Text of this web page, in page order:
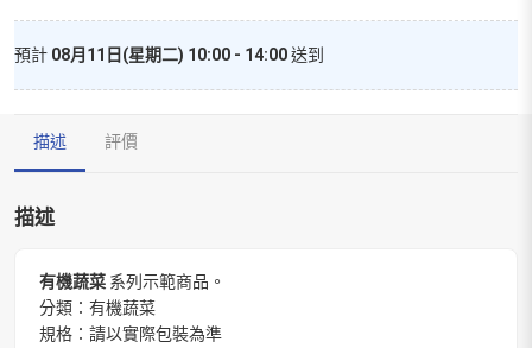
預計 08月11日(星期二) 10:00 - 14:00送到
描述 評價
描述
有機蔬菜 系列示範商品。
分類：有機蔬菜
規格：請以實際包裝為準